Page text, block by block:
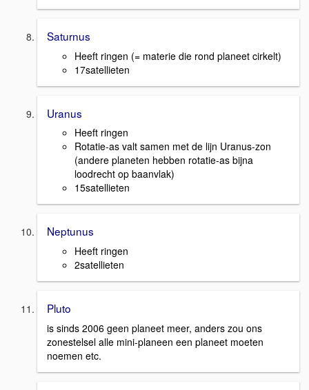
Saturnus
Heeft ringen (= materie die rond planeet cirkelt)
17satellieten
Uranus
Heeft ringen
Rotatie-as valt samen met de lijn Uranus-zon
(andere planeten hebben rotatie-as bijna
loodrecht op baanvlak)
15satellieten
Neptunus
Heeft ringen
2satellieten
Pluto
is sinds 2006 geen planeet meer, anders zou ons
zonestelsel alle mini-planeen een planeet moeten
noemen etc.